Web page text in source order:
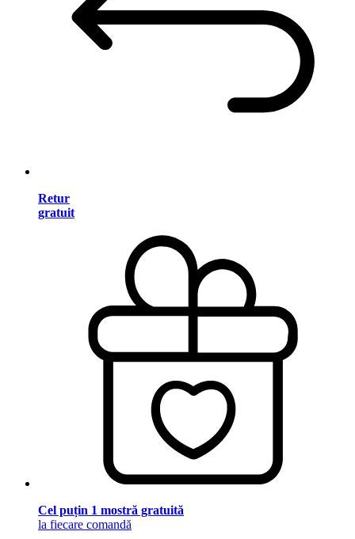
Retur
gratuit
Cel puțin 1 mostră gratuită
la fiecare comandă